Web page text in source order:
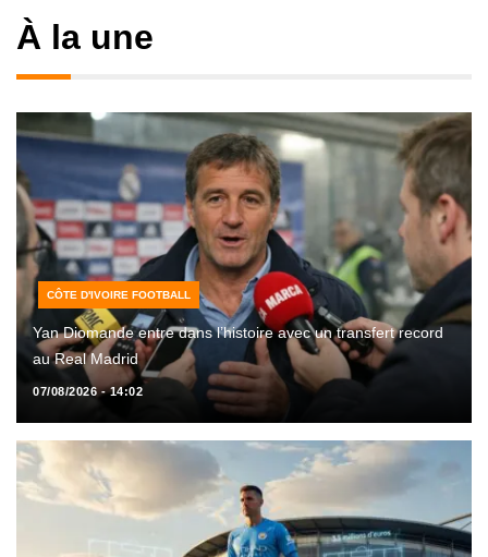
À la une
CÔTE D'IVOIRE FOOTBALL
Yan Diomande entre dans l’histoire avec un transfert record
au Real Madrid
07/08/2026 - 14:02